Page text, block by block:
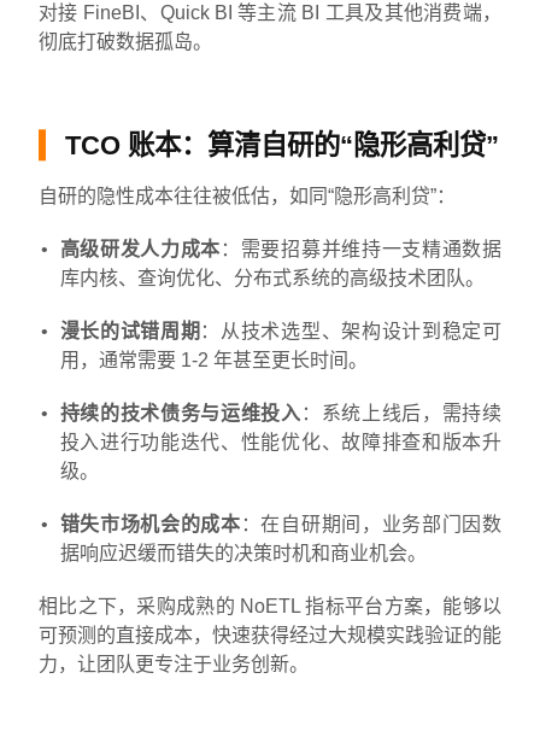
对接 FineBI、Quick BI 等主流 BI 工具及其他消费端，
彻底打破数据孤岛。
TCO 账本：算清自研的“隐形高利贷”
自研的隐性成本往往被低估，如同“隐形高利贷”：
高级研发人力成本 ：需要招募并维持一支精通数据
库内核、查询优化、分布式系统的高级技术团队。
漫长的试错周期 ：从技术选型、架构设计到稳定可
用，通常需要 1-2 年甚至更长时间。
持续的技术债务与运维投入 ：系统上线后，需持续
投入进行功能迭代、性能优化、故障排查和版本升
级。
错失市场机会的成本 ：在自研期间，业务部门因数
据响应迟缓而错失的决策时机和商业机会。
相比之下，采购成熟的 NoETL 指标平台方案，能够以
可预测的直接成本，快速获得经过大规模实践验证的能
力，让团队更专注于业务创新。